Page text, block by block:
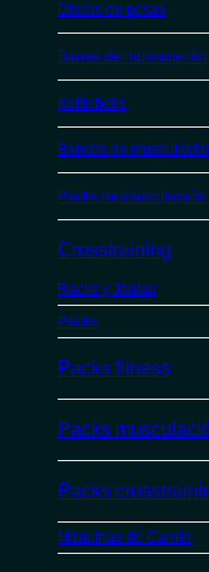
Discos de pesas
Barras de musculación
Kettlebells
Bancos de
Packs de musculación
Crosstraining
Racks y Jaulas
Packs
Packs fitness
Packs
Packs
Máquinas de Cardio